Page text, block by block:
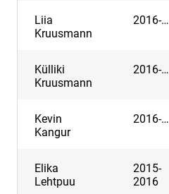
Liia
Kruusmann
2016-…
Külliki
Kruusmann
2016-…
Kevin
Kangur
2016-…
Elika
Lehtpuu
2015-
2016